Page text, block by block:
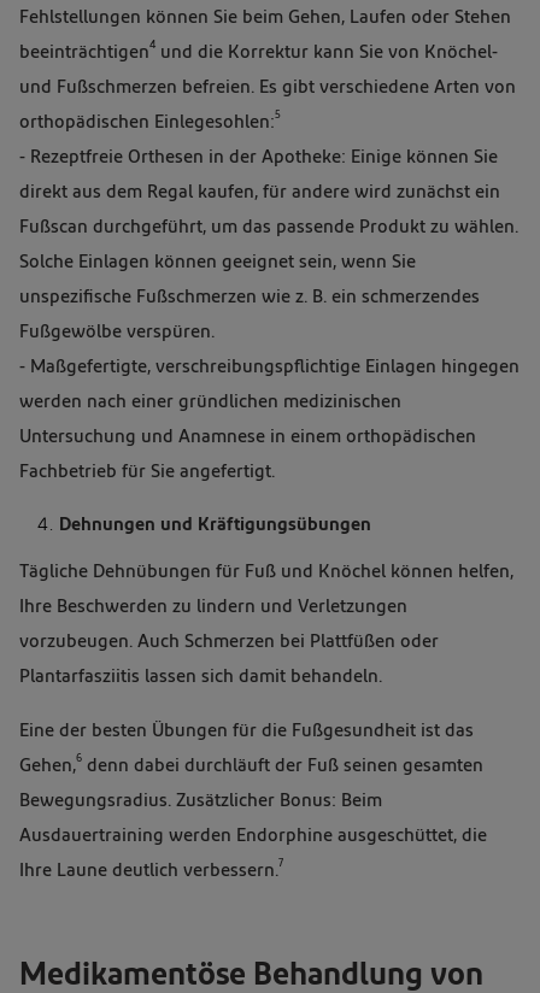
Fehlstellungen können Sie beim Gehen, Laufen oder Stehen
beeinträchtigen4 und die Korrektur kann Sie von Knöchel-
und Fußschmerzen befreien. Es gibt verschiedene Arten von
orthopädischen Einlegesohlen:5
- Rezeptfreie Orthesen in der Apotheke: Einige können Sie
direkt aus dem Regal kaufen, für andere wird zunächst ein
Fußscan durchgeführt, um das passende Produkt zu wählen.
Solche Einlagen können geeignet sein, wenn Sie
unspezifische Fußschmerzen wie z. B. ein schmerzendes
Fußgewölbe verspüren.
- Maßgefertigte, verschreibungspflichtige Einlagen hingegen
werden nach einer gründlichen medizinischen
Untersuchung und Anamnese in einem orthopädischen
Fachbetrieb für Sie angefertigt.
Dehnungen und Kräftigungsübungen
Tägliche Dehnübungen für Fuß und Knöchel können helfen,
Ihre Beschwerden zu lindern und Verletzungen
vorzubeugen. Auch Schmerzen bei Plattfüßen oder
Plantarfasziitis lassen sich damit behandeln.
Eine der besten Übungen für die Fußgesundheit ist das
Gehen,6 denn dabei durchläuft der Fuß seinen gesamten
Bewegungsradius. Zusätzlicher Bonus: Beim
Ausdauertraining werden Endorphine ausgeschüttet, die
Ihre Laune deutlich verbessern.7
Medikamentöse Behandlung von